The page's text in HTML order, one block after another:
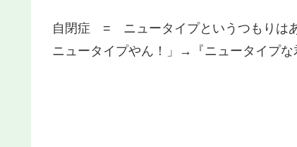
自閉症 = ニュータイプというつもりは
ニュータイプやん！」→『ニュータイプ